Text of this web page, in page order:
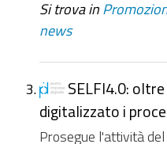
Si trova in
news
SELFI4.0:
digitalizzato i
Prosegue l'attività